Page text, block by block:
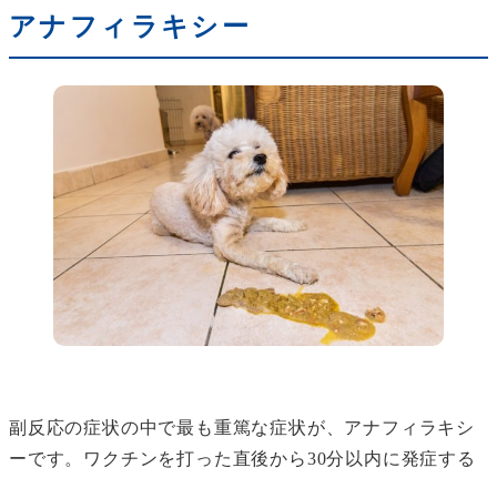
アナフィラキシー
副反応の症状の中で最も重篤な症状が、アナフィラキシ
ーです。ワクチンを打った直後から30分以内に発症する